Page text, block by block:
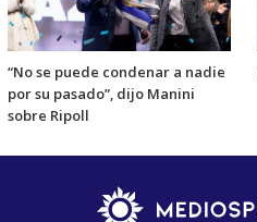
“No se puede condenar a nadie
por su pasado”, dijo Manini
sobre Ripoll